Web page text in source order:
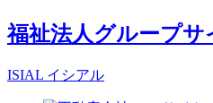
福祉法人グループサ
ISIAL イシアル